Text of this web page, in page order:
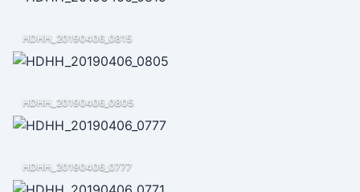
HDHH_20190406_0815
HDHH_20190406_0805
HDHH_20190406_0777